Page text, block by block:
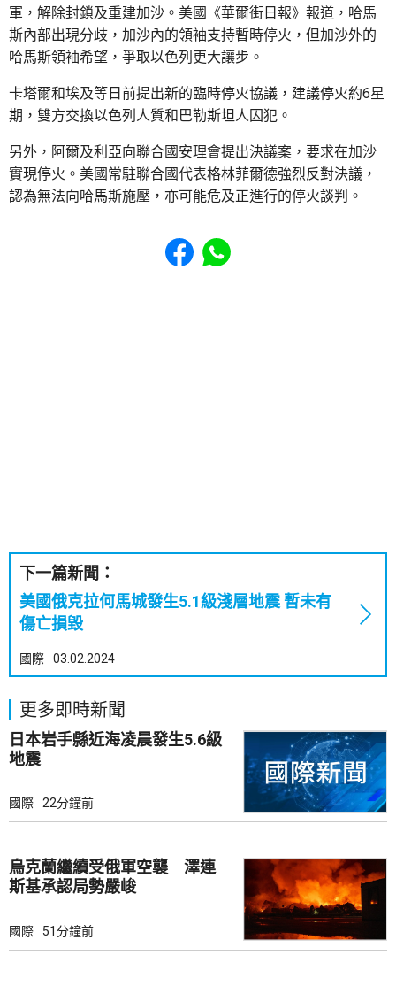
軍，解除封鎖及重建加沙。美國《華爾街日報》報道，哈馬
斯內部出現分歧，加沙內的領袖支持暫時停火，但加沙外的
哈馬斯領袖希望，爭取以色列更大讓步。
卡塔爾和埃及等日前提出新的臨時停火協議，建議停火約6星
期，雙方交換以色列人質和巴勒斯坦人囚犯。
另外，阿爾及利亞向聯合國安理會提出決議案，要求在加沙
實現停火。美國常駐聯合國代表格林菲爾德強烈反對決議，
認為無法向哈馬斯施壓，亦可能危及正進行的停火談判。
Share to Facebook
Share to WhatsApp
下一篇新聞：
美國俄克拉何馬城發生5.1級淺層地震 暫未有
傷亡損毀
國際 03.02.2024
更多即時新聞
日本岩手縣近海凌晨發生5.6級
地震
國際 22分鐘前
烏克蘭繼續受俄軍空襲 澤連
斯基承認局勢嚴峻
國際 51分鐘前